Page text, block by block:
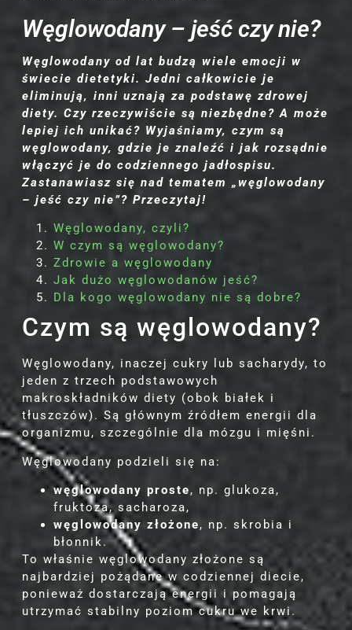
Węglowodany – jeść czy nie?
Węglowodany od lat budzą wiele emocji w
świecie dietetyki. Jedni całkowicie je
eliminują, inni uznają za podstawę zdrowej
diety. Czy rzeczywiście są niezbędne? A może
lepiej ich unikać? Wyjaśniamy, czym są
węglowodany, gdzie je znaleźć i jak rozsądnie
włączyć je do codziennego jadłospisu.
Zastanawiasz się nad tematem „węglowodany
– jeść czy nie”? Przeczytaj!
Węglowodany, czyli?
W czym są węglowodany?
Zdrowie a węglowodany
Jak dużo węglowodanów jeść?
Dla kogo węglowodany nie są dobre?
Czym są węglowodany?
Węglowodany, inaczej cukry lub sacharydy, to
jeden z trzech podstawowych
makroskładników diety (obok białek i
tłuszczów). Są głównym źródłem energii dla
organizmu, szczególnie dla mózgu i mięśni.
Węglowodany podzieli się na:
węglowodany proste, np. glukoza,
fruktoza, sacharoza,
węglowodany złożone, np. skrobia i
błonnik.
To właśnie węglowodany złożone są
najbardziej pożądane w codziennej diecie,
ponieważ dostarczają energii i pomagają
utrzymać stabilny poziom cukru we krwi.